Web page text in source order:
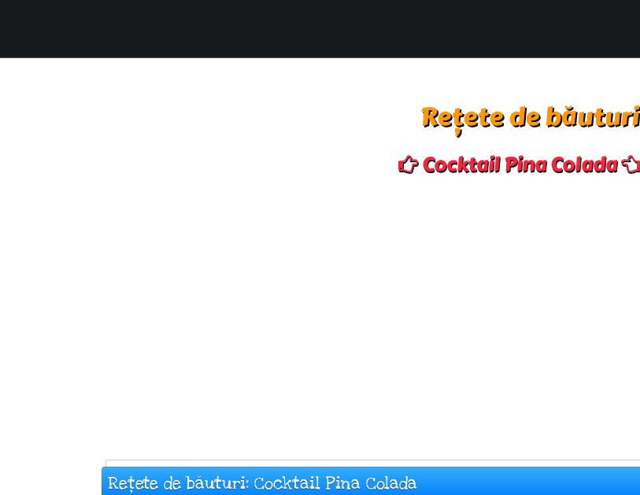
Rețete de băuturi
Cocktail Pina Colada
Rețete de băuturi: Cocktail Pina Colada